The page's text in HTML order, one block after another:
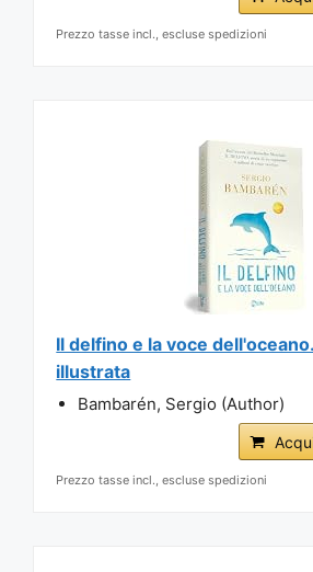
Prezzo tasse incl., escluse spedizioni
Il delfino e la voce
illustrata
Bambarén, Sergio (Author)
Prezzo tasse incl., escluse spedizioni